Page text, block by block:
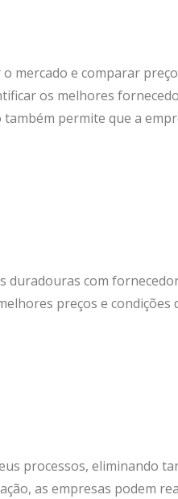
mercado e comparar
os melhores
permite que a
duradouras com
preços e condições
processos, eliminando
as empresas podem